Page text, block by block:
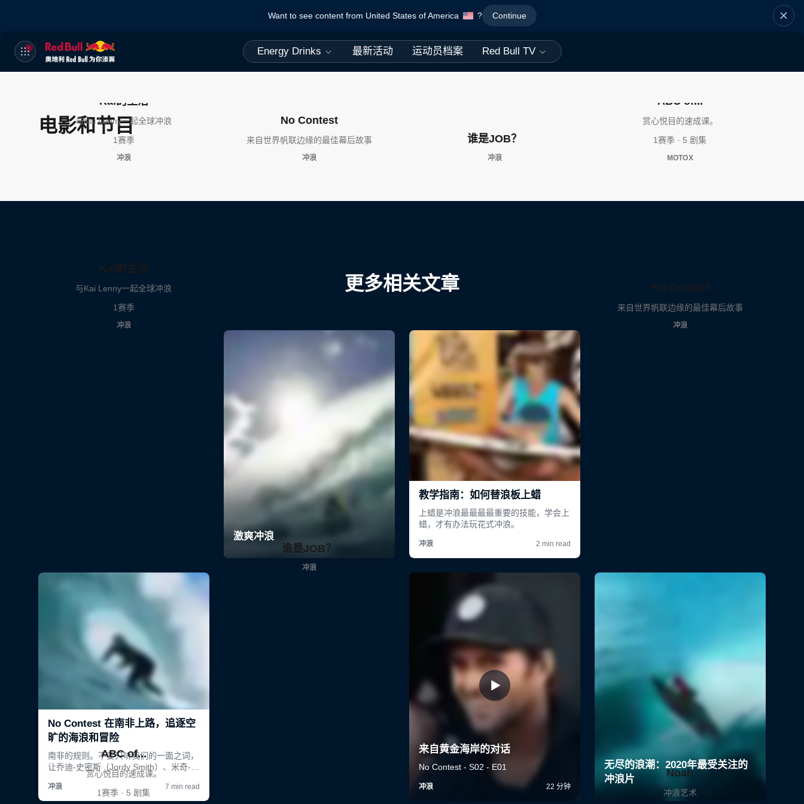
Want to see content from United States of America ? Continue
Energy Drinks 最新活动 运动员档案 Red Bull TV
电影和节目
Kai的生活
与Kai Lenny一起全球冲浪
1赛季
冲浪
No Contest
来自世界帆联边缘的最佳幕后故事
冲浪
谁是JOB？
冲浪
ABC of...
赏心悦目的速成课。
1赛季 · 5 剧集
MOTOX
更多相关文章
Kai的生活
与Kai Lenny一起全球冲浪
1赛季
冲浪
No Contest
来自世界帆联边缘的最佳幕后故事
冲浪
谁是JOB？
冲浪
ABC of...
赏心悦目的速成课。
1赛季 · 5 剧集
Noah
冲浪艺术